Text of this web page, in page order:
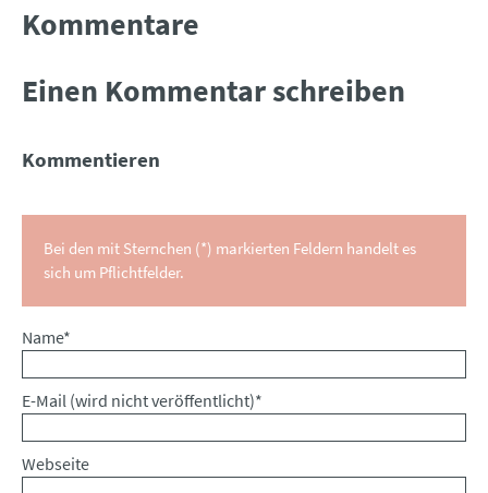
Kommentare
Einen Kommentar schreiben
Kommentieren
Bei den mit Sternchen (*) markierten Feldern handelt es
sich um Pflichtfelder.
Pflichtfeld
Name*
Pflichtfeld
E-Mail (wird nicht veröffentlicht)*
Webseite